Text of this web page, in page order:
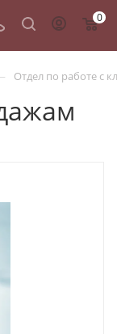
0
Отдел по работе с